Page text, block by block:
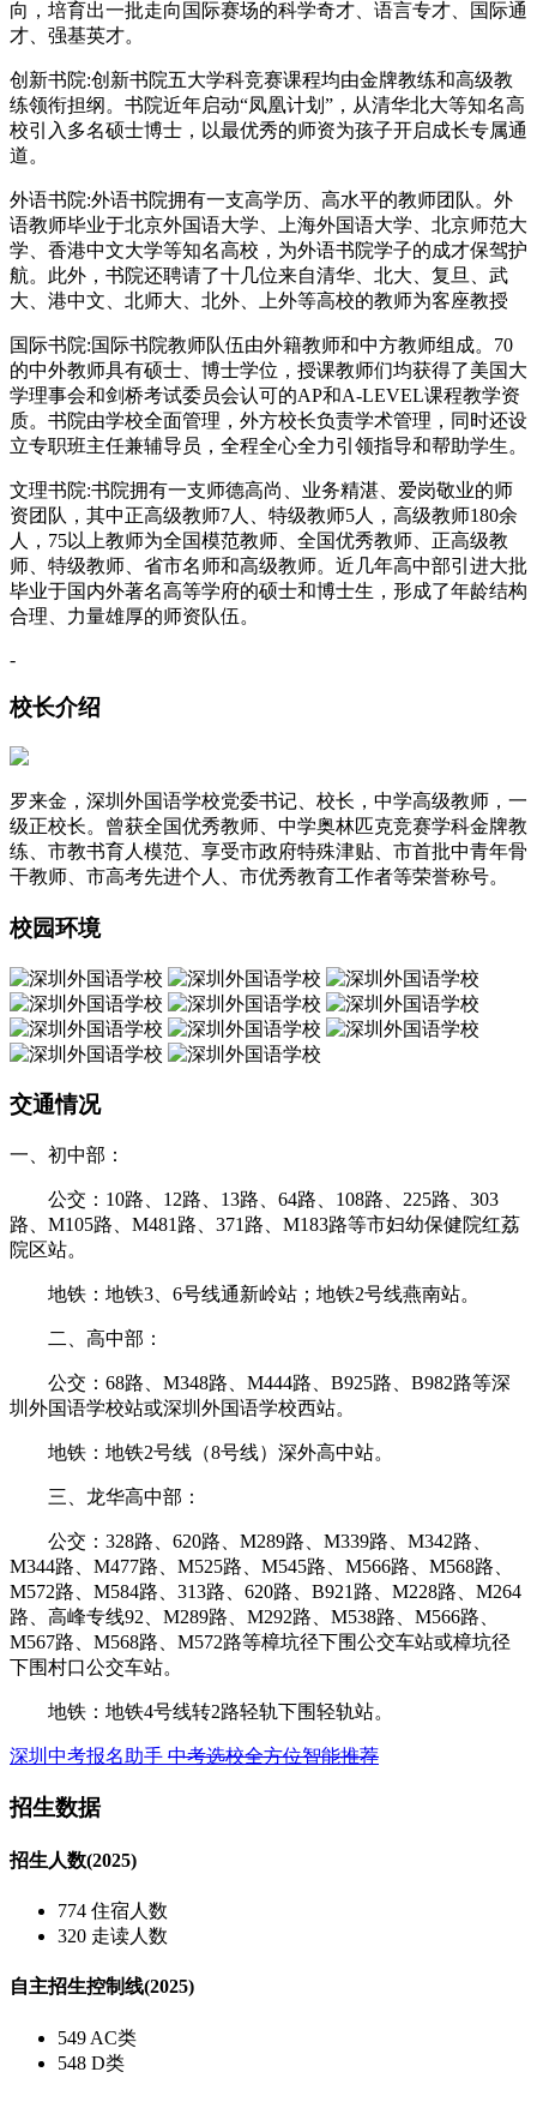
向，培育出一批走向国际赛场的科学奇才、语言专才、国际通
才、强基英才。
创新书院:创新书院五大学科竞赛课程均由金牌教练和高级教
练领衔担纲。书院近年启动“凤凰计划”，从清华北大等知名高
校引入多名硕士博士，以最优秀的师资为孩子开启成长专属通
道。
外语书院:外语书院拥有一支高学历、高水平的教师团队。外
语教师毕业于北京外国语大学、上海外国语大学、北京师范大
学、香港中文大学等知名高校，为外语书院学子的成才保驾护
航。此外，书院还聘请了十几位来自清华、北大、复旦、武
大、港中文、北师大、北外、上外等高校的教师为客座教授
国际书院:国际书院教师队伍由外籍教师和中方教师组成。70
的中外教师具有硕士、博士学位，授课教师们均获得了美国大
学理事会和剑桥考试委员会认可的AP和A-LEVEL课程教学资
质。书院由学校全面管理，外方校长负责学术管理，同时还设
立专职班主任兼辅导员，全程全心全力引领指导和帮助学生。
文理书院:书院拥有一支师德高尚、业务精湛、爱岗敬业的师
资团队，其中正高级教师7人、特级教师5人，高级教师180余
人，75以上教师为全国模范教师、全国优秀教师、正高级教
师、特级教师、省市名师和高级教师。近几年高中部引进大批
毕业于国内外著名高等学府的硕士和博士生，形成了年龄结构
合理、力量雄厚的师资队伍。
-
校长介绍
罗来金，深圳外国语学校党委书记、校长，中学高级教师，一
级正校长。曾获全国优秀教师、中学奥林匹克竞赛学科金牌教
练、市教书育人模范、享受市政府特殊津贴、市首批中青年骨
干教师、市高考先进个人、市优秀教育工作者等荣誉称号。
校园环境
交通情况
一、初中部：
公交：10路、12路、13路、64路、108路、225路、303
路、M105路、M481路、371路、M183路等市妇幼保健院红荔
院区站。
地铁：地铁3、6号线通新岭站；地铁2号线燕南站。
二、高中部：
公交：68路、M348路、M444路、B925路、B982路等深
圳外国语学校站或深圳外国语学校西站。
地铁：地铁2号线（8号线）深外高中站。
三、龙华高中部：
公交：328路、620路、M289路、M339路、M342路、
M344路、M477路、M525路、M545路、M566路、M568路、
M572路、M584路、313路、620路、B921路、M228路、M264
路、高峰专线92、M289路、M292路、M538路、M566路、
M567路、M568路、M572路等樟坑径下围公交车站或樟坑径
下围村口公交车站。
地铁：地铁4号线转2路轻轨下围轻轨站。
深圳中考报名助手 中考选校全方位智能推荐
招生数据
招生人数(2025)
774 住宿人数
320 走读人数
自主招生控制线(2025)
549 AC类
548 D类